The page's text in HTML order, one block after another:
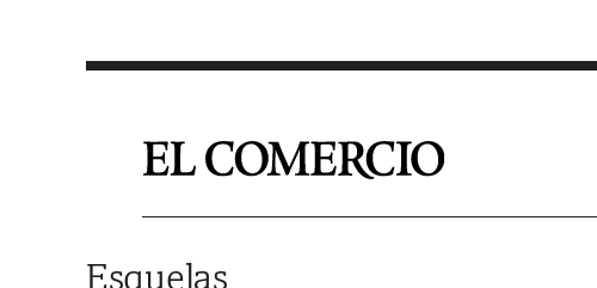
Esquelas